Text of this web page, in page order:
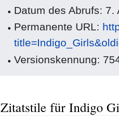
Datum des Abrufs:
Permanente URL:
Versionskennung:
Zitatstile für Indigo